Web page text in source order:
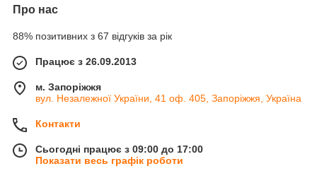
Про нас
88% позитивних з 67 відгуків за рік
Працює з 26.09.2013
м. Запоріжжя
вул. Незалежної України, 41 оф. 405, Запоріжжя, Україна
Контакти
Сьогодні працює з 09:00 до 17:00
Показати весь графік роботи